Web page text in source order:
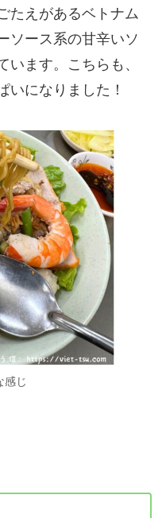
たえがあるベトナム
ソース系の甘辛いソ
います。こちらも、
いになりました！
感じ